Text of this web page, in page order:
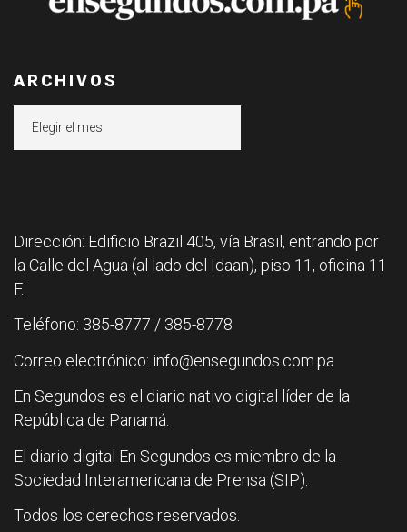
ARCHIVOS
Dirección: Edificio Brazil 405, vía Brasil, entrando por
la Calle del Agua (al lado del Idaan), piso 11, oficina 11
F.
Teléfono: 385-8777 / 385-8778
Correo electrónico: info@ensegundos.com.pa
En Segundos es el diario nativo digital líder de la
República de Panamá.
El diario digital En Segundos es miembro de la
Sociedad Interamericana de Prensa (SIP).
Todos los derechos reservados.